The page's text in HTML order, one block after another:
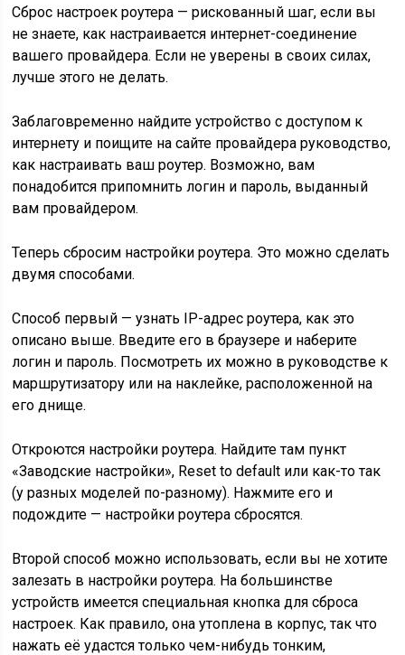
Сброс настроек роутера — рискованный шаг, если вы
не знаете, как настраивается интернет-соединение
вашего провайдера. Если не уверены в своих силах,
лучше этого не делать.
Заблаговременно найдите устройство с доступом к
интернету и поищите на сайте провайдера руководство,
как настраивать ваш роутер. Возможно, вам
понадобится припомнить логин и пароль, выданный
вам провайдером.
Теперь сбросим настройки роутера. Это можно сделать
двумя способами.
Способ первый — узнать IP-адрес роутера, как это
описано выше. Введите его в браузере и наберите
логин и пароль. Посмотреть их можно в руководстве к
маршрутизатору или на наклейке, расположенной на
его днище.
Откроются настройки роутера. Найдите там пункт
«Заводские настройки», Reset to default или как-то так
(у разных моделей по-разному). Нажмите его и
подождите — настройки роутера сбросятся.
Второй способ можно использовать, если вы не хотите
залезать в настройки роутера. На большинстве
устройств имеется специальная кнопка для сброса
настроек. Как правило, она утоплена в корпус, так что
нажать её удастся только чем-нибудь тонким,